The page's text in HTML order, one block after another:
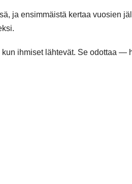
ja ensimmäistä kertaa vuosien
kun ihmiset lähtevät. Se odottaa